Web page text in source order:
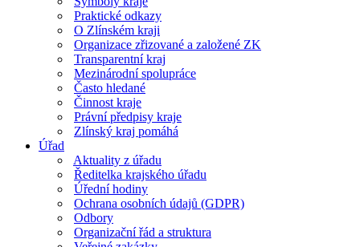
Praktické odkazy
O Zlínském kraji
Organizace zřizované a založené ZK
Transparentní kraj
Mezinárodní spolupráce
Často hledané
Činnost kraje
Právní předpisy kraje
Zlínský kraj pomáhá
Úřad
Aktuality z úřadu
Ředitelka krajského úřadu
Úřední hodiny
Ochrana osobních údajů (GDPR)
Odbory
Organizační řád a struktura